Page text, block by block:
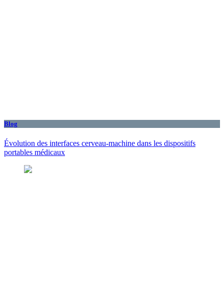
Blog
Évolution des interfaces cerveau-machine dans les dispositifs
portables médicaux